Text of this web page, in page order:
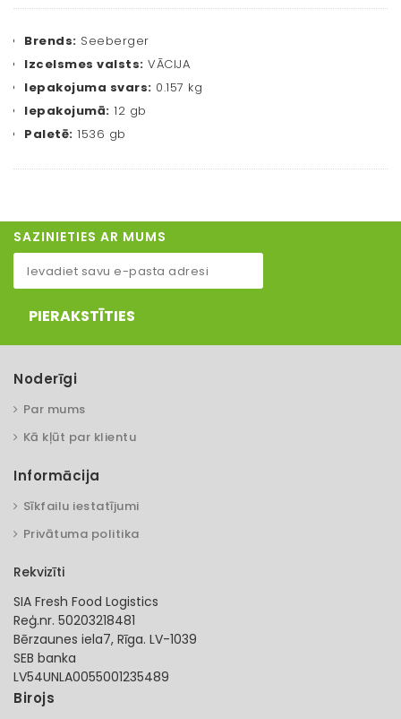
Brends: Seeberger
Izcelsmes valsts: VĀCIJA
Iepakojuma svars: 0.157 kg
Iepakojumā: 12 gb
Paletē: 1536 gb
SAZINIETIES AR MUMS
PIERAKSTĪTIES
Noderīgi
Par mums
Kā kļūt par klientu
Informācija
Sīkfailu iestatījumi
Privātuma politika
Rekvizīti
SIA Fresh Food Logistics
Reģ.nr. 50203218481
Bērzaunes iela7, Rīga. LV-1039
SEB banka
LV54UNLA0055001235489
Birojs